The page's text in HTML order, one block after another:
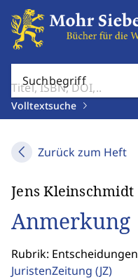
Suchbegriff
Volltextsuche
Zurück zum Heft
Jens Kleinschmidt
Anmerkung
Rubrik: Entscheidungen
JuristenZeitung (JZ)